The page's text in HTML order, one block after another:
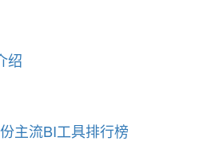
绍
主流BI工具排行榜